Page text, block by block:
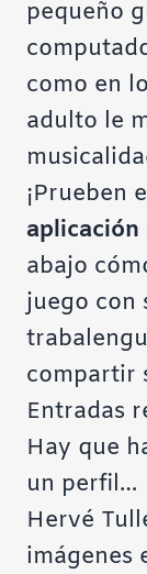
pequeño
como en
adulto le
¡Prueben
aplicación
abajo
juego con
compartir
Entradas
Hay que
un perfil…
Hervé
imágenes